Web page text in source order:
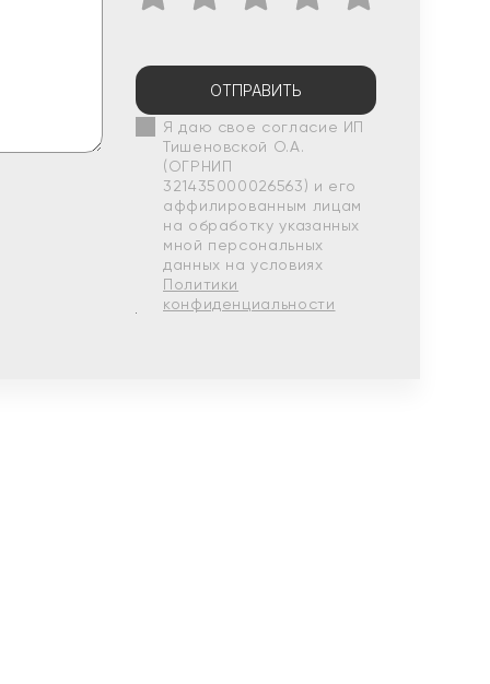
ОТПРАВИТЬ
Я даю свое согласие ИП
Тишеновской О.А.
(ОГРНИП
321435000026563) и его
аффилированным лицам
на обработку указанных
мной персональных
данных на условиях
Политики
конфиденциальности